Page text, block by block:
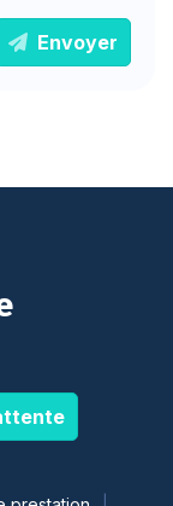
Envoyer